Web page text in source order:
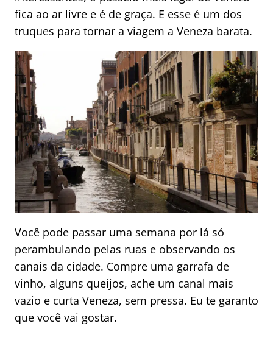
fica ao ar livre e é de graça. E esse é um dos
truques para tornar a viagem a Veneza barata.
Você pode passar uma semana por lá só
perambulando pelas ruas e observando os
canais da cidade. Compre uma garrafa de
vinho, alguns queijos, ache um canal mais
vazio e curta Veneza, sem pressa. Eu te garanto
que você vai gostar.